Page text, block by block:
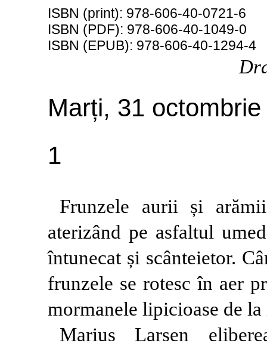
ISBN (print): 978-606-40-0721-6
ISBN (PDF): 978-606-40-1049-0
ISBN (EPUB): 978-606-40-1294-4
Marți, 31
1
Frunzele aurii și
aterizând pe asfaltul
întunecat și scânteietor.
frunzele se rotesc în aer
mormanele lipicioase de
Marius Larsen